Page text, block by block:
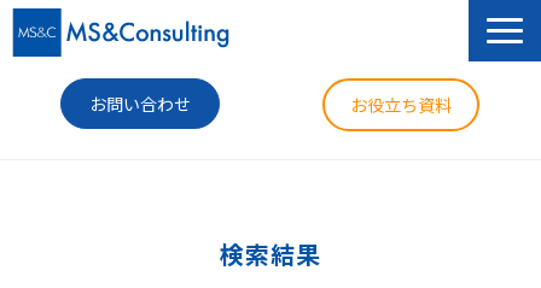
お問い合わせ お役立ち資料
検索結果